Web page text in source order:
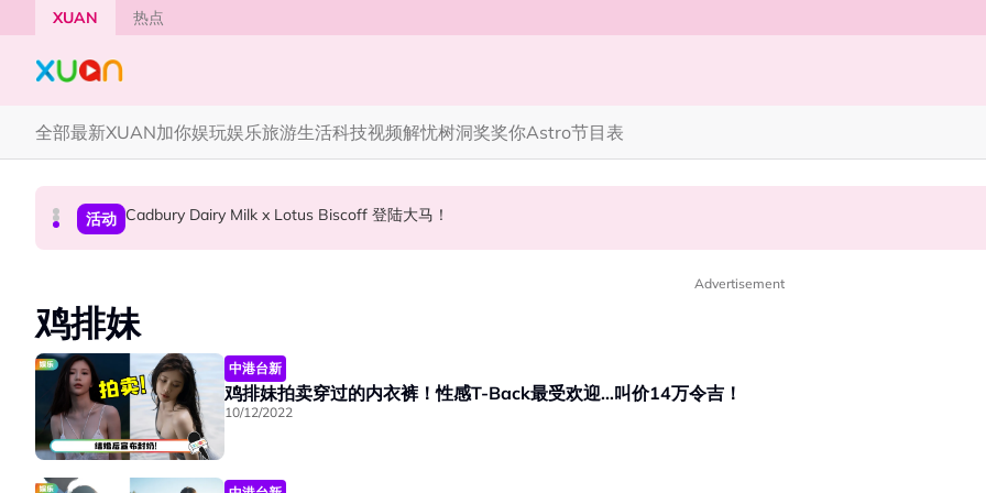
Skip to main content
XUAN 热点
全部最新XUAN加你娱玩娱乐旅游生活科技视频解忧树洞奖奖你Astro节目表
国际星闻 Tom Holland “Spiderman” 替身曝光！“替完蜘蛛人，马上又去演忍者”
活动 Cadbury Dairy Milk x Lotus Biscoff 登陆大马！
本地星闻 Henn国贤 “Aunty Henn 脱口秀专场 《笑笑笑笑丧》”！10月31日登场
Advertisement
鸡排妹
中港台新
鸡排妹拍卖穿过的内衣裤！性感T-Back最受欢迎…叫价14万令吉！
10/12/2022